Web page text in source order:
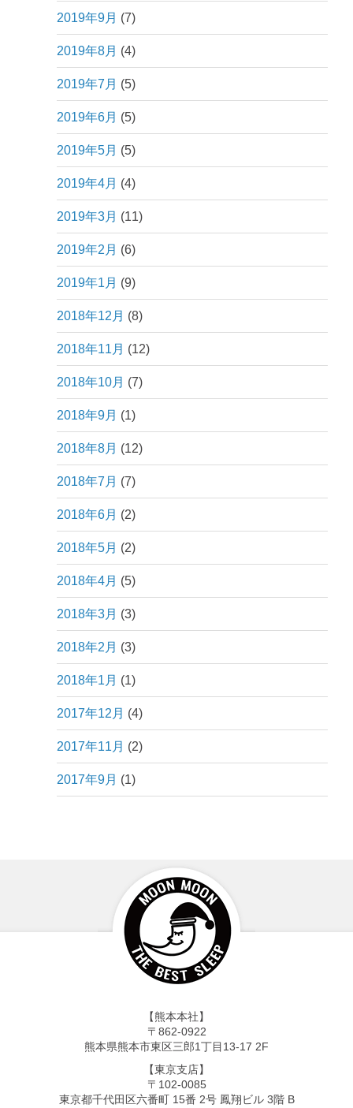
2019年9月 (7)
2019年8月 (4)
2019年7月 (5)
2019年6月 (5)
2019年5月 (5)
2019年4月 (4)
2019年3月 (11)
2019年2月 (6)
2019年1月 (9)
2018年12月 (8)
2018年11月 (12)
2018年10月 (7)
2018年9月 (1)
2018年8月 (12)
2018年7月 (7)
2018年6月 (2)
2018年5月 (2)
2018年4月 (5)
2018年3月 (3)
2018年2月 (3)
2018年1月 (1)
2017年12月 (4)
2017年11月 (2)
2017年9月 (1)
【熊本本社】
〒862-0922
熊本県熊本市東区三郎1丁目13-17 2F
【東京支店】
〒102-0085
東京都千代田区六番町 15番 2号 鳳翔ビル 3階 B